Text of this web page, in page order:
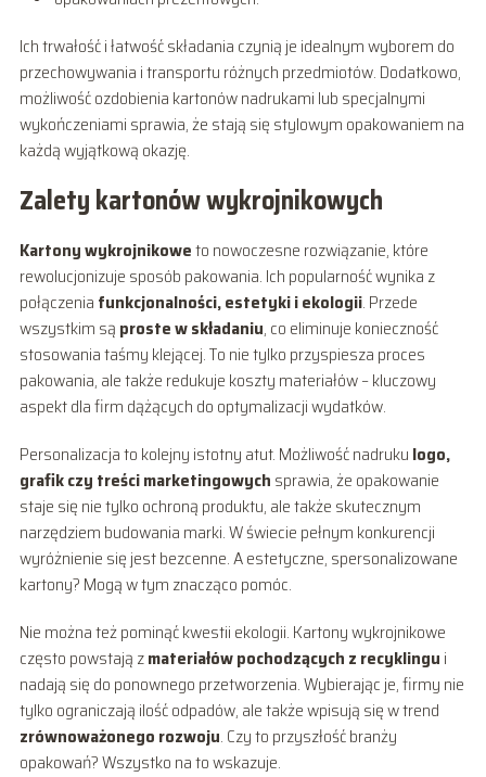
Ich trwałość i łatwość składania czynią je idealnym wyborem do
przechowywania i transportu różnych przedmiotów. Dodatkowo,
możliwość ozdobienia kartonów nadrukami lub specjalnymi
wykończeniami sprawia, że stają się stylowym opakowaniem na
każdą wyjątkową okazję.
Zalety kartonów wykrojnikowych
Kartony wykrojnikoweto nowoczesne rozwiązanie, które
rewolucjonizuje sposób pakowania. Ich popularność wynika z
połączenia funkcjonalności, estetyki i ekologii. Przede
wszystkim są proste w składaniu, co eliminuje konieczność
stosowania taśmy klejącej. To nie tylko przyspiesza proces
pakowania, ale także redukuje koszty materiałów – kluczowy
aspekt dla firm dążących do optymalizacji wydatków.
Personalizacja to kolejny istotny atut. Możliwość nadruku logo,
grafik czy treści marketingowych sprawia, że opakowanie
staje się nie tylko ochroną produktu, ale także skutecznym
narzędziem budowania marki. W świecie pełnym konkurencji
wyróżnienie się jest bezcenne. A estetyczne, spersonalizowane
kartony? Mogą w tym znacząco pomóc.
Nie można też pominąć kwestii ekologii. Kartony wykrojnikowe
często powstają zmateriałów pochodzących z recyklingu i
nadają się do ponownego przetworzenia. Wybierając je, firmy nie
tylko ograniczają ilość odpadów, ale także wpisują się w trend
zrównoważonego rozwoju. Czy to przyszłość branży
opakowań? Wszystko na to wskazuje.